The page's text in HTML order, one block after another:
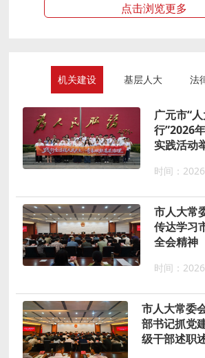
点击浏览更多
机关建设 基层人大 法
广元市“
行”2026
实践活动
时间：
市人大常
传达学习
全会精神
时间：
市人大常委
部书记抓党
级干部述职